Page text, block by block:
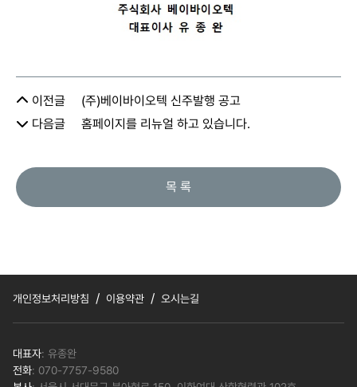
이전글
(주)베이바이오텍 신주발행 공고
다음글
홈페이지를 리뉴얼 하고 있습니다.
목 록
개인정보처리방침 / 이용약관 / 오시는길
대표자: 유종완
전화: 070-7757-9580